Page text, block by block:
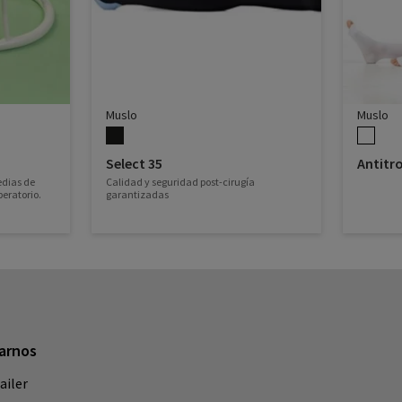
de
Muslo
Select 35
Calidad y seguridad post-cirugía
garantizadas
Muslo